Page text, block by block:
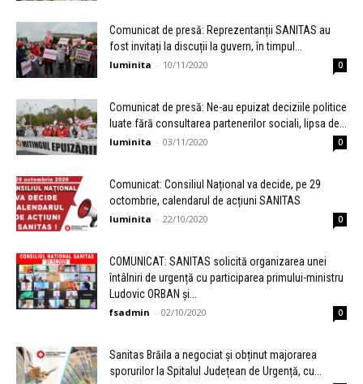
Comunicat de presă: Reprezentanții SANITAS au
fost invitați la discuții la guvern, în timpul...
luminita - 10/11/2020 0
Comunicat de presă: Ne-au epuizat deciziile politice
luate fără consultarea partenerilor sociali, lipsa de...
luminita - 03/11/2020 0
Comunicat: Consiliul Național va decide, pe 29
octombrie, calendarul de acțiuni SANITAS
luminita - 22/10/2020 0
COMUNICAT: SANITAS solicită organizarea unei
întâlniri de urgență cu participarea primului-ministru
Ludovic ORBAN și...
fsadmin - 02/10/2020 0
Sanitas Brăila a negociat și obținut majorarea
sporurilor la Spitalul Județean de Urgență, cu...